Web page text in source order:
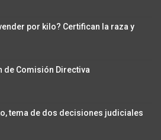
por kilo? Certifican la raza y
de Comisión Directiva
tema de dos decisiones judiciales